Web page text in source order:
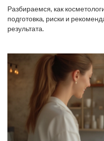
Разбираемся, как
подготовка, риски и
результата.